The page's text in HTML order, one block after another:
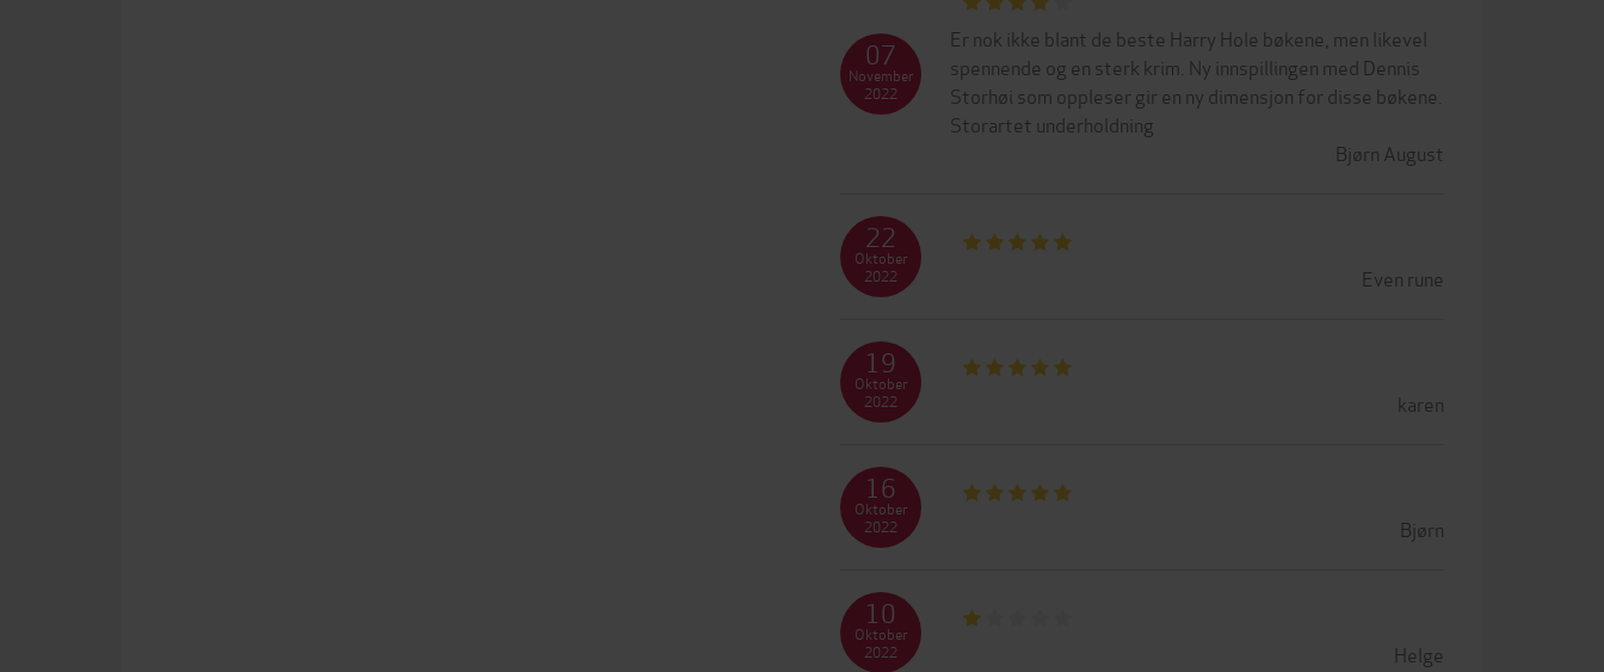
Er nok ikke blant de beste Harry Hole bøkene, men likevel
spennende og en sterk krim. Ny innspillingen med Dennis
Storhøi som oppleser gir en ny dimensjon for disse bøkene.
Storartet underholdning
Bjørn August
07
November
2022
Even rune
22
Oktober
2022
karen
19
Oktober
2022
Bjørn
16
Oktober
2022
Helge
10
Oktober
2022